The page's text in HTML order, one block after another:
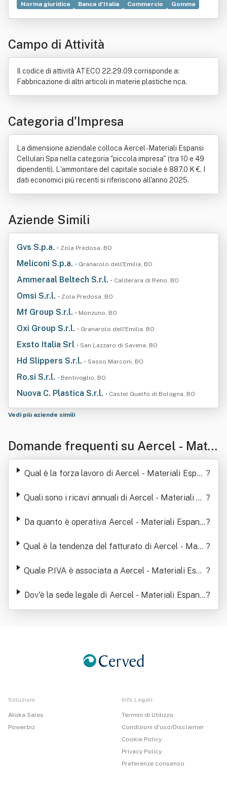
Norma giuridica Banca d'Italia Commercio
Gomma
Materie prime
Produzione
Trasformazione agroalimentare
Campo di Attività
Il codice di attività ATECO 22.29.09 corrisponde a:
Fabbricazione di altri articoli in materie plastiche nca.
Categoria d'Impresa
La dimensione aziendale colloca Aercel - Materiali Espansi
Cellulari Spa nella categoria "piccola impresa" (tra 10 e 49
dipendenti). L'ammontare del capitale sociale è 887.0 K €. I
dati economici più recenti si riferiscono all'anno 2025.
Aziende Simili
Gvs S.p.a. • Zola Predosa, BO
Meliconi S.p.a. • Granarolo dell'Emilia, BO
Ammeraal Beltech S.r.l. • Calderara di Reno, BO
Omsi S.r.l. • Zola Predosa, BO
Mf Group S.r.l. • Monzuno, BO
Oxi Group S.r.l. • Granarolo dell'Emilia, BO
Exsto Italia Srl • San Lazzaro di Savena, BO
Hd Slippers S.r.l. • Sasso Marconi, BO
Ro.si S.r.l. • Bentivoglio, BO
Nuova C. Plastica S.r.l. • Castel Guelfo di Bologna, BO
Vedi più aziende simili
Domande frequenti su Aercel - Mate
riali Espansi Cellulari Spa
Qual è la forza lavoro di Aercel - Materiali Espan ?
Quali sono i ricavi annuali di Aercel - Materiali Es ?
Da quanto è operativa Aercel - Materiali Espansi?
Qual è la tendenza del fatturato di Aercel - Mate ?
Quale P.IVA è associata a Aercel - Materiali Espa ?
Dov'è la sede legale di Aercel - Materiali Espansi
Cellulari Spa
?
Soluzioni
Atoka Sales
Powerbiz
Info Legali
Termini di Utilizzo
Condizioni d'uso/Disclaimer
Cookie Policy
Privacy Policy
Preferenze consenso